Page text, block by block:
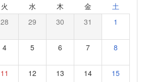
火 水 木 金 土
28 29 30 31 1
4 5 6 7 8
11 12 13 14 15